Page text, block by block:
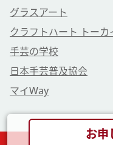
お申
グラスアート
クラフトハート トーカ
手芸の学校
日本手芸普及協会
マイWay